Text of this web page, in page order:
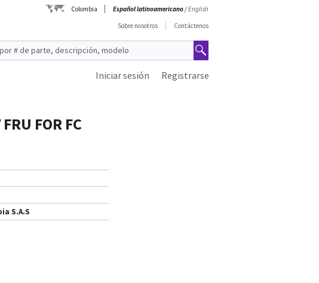
Colombia Español latinoamericano/English
Sobre nosotros
Contáctenos
Registrarse
Iniciar sesión
FOR FC
S.A.S